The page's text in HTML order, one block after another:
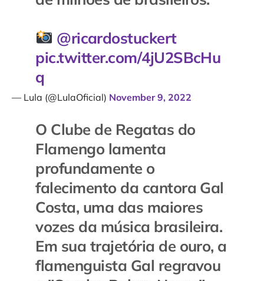
@ricardostuckert
pic.twitter.com/4jU2SBcHu
q
— Lula (@LulaOficial) November 9, 2022
O Clube de Regatas do
Flamengo lamenta
profundamente o
falecimento da cantora Gal
Costa, uma das maiores
vozes da música brasileira.
Em sua trajetória de ouro, a
flamenguista Gal regravou